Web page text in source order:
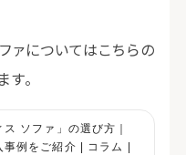
ァについてはこちらの
。
ソファ」の選び方｜
例をご紹介 | コラム |